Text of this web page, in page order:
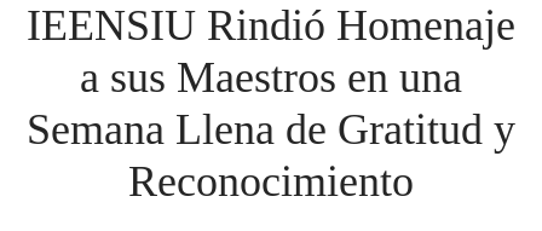
IEENSIU Rindió Homenaje
a sus Maestros en una
Semana Llena de Gratitud y
Reconocimiento